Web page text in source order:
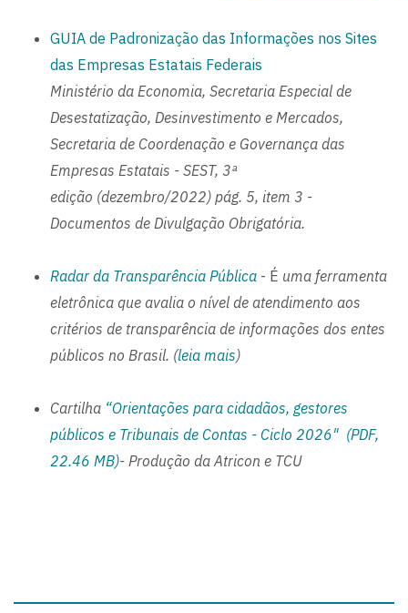
GUIA de Padronização das Informações nos Sites
das Empresas Estatais Federais
Ministério da Economia, Secretaria Especial de
Desestatização, Desinvestimento e Mercados,
Secretaria de Coordenação e Governança das
Empresas Estatais - SEST, 3ª
edição (dezembro/2022) pág. 5, item 3 -
Documentos de Divulgação Obrigatória.
Radar da Transparência Pública - É uma ferramenta
eletrônica que avalia o nível de atendimento aos
critérios de transparência de informações dos entes
públicos no Brasil. (leia mais)
Cartilha “Orientações para cidadãos, gestores
públicos e Tribunais de Contas - Ciclo 2026" (PDF,
22.46 MB)- Produção da Atricon e TCU